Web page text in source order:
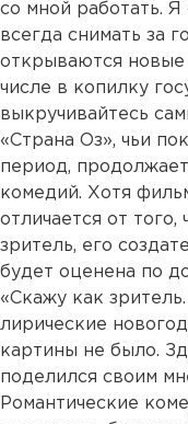
со мной работать.
всегда снимать за
открываются
числе в копилку
выкручивайтесь
«Страна Оз», чьи
период,
комедий. Хотя
отличается от
зритель, его
будет оценена по
«Скажу как
лирические
картины не было.
поделился своим
Романтические